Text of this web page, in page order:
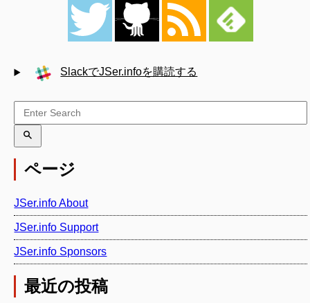
SlackでJSer.infoを購読する
ページ
JSer.info About
JSer.info Support
JSer.info Sponsors
最近の投稿